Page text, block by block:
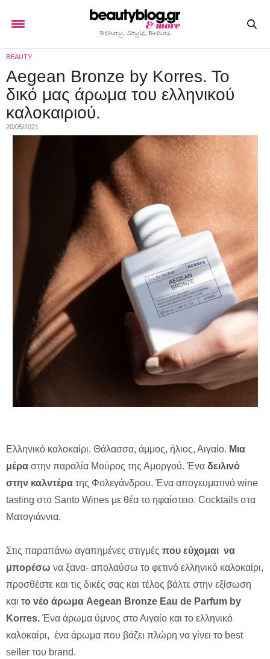
BEAUTY
Αegean Bronze by Korres. To
δικό μας άρωμα του ελληνικού
καλοκαιριού.
20/05/2021
Ελληνικό καλοκαίρι. Θάλασσα, άμμος, ήλιος, Αιγαίο. Μια
μέρα στην παραλία Μούρος της Αμοργού. Ένα δειλινό
στην καλντέρα της Φολεγάνδρου. Ένα απογευματινό wine
tasting στο Santo Wines με θέα το ηφαίστειο. Cocktails στα
Ματογιάννια.
Στις παραπάνω αγαπημένες στιγμές που εύχομαι να
μπορέσω να ξανα- απολαύσω το φετινό ελληνικό καλοκαίρι,
προσθέστε και τις δικές σας και τέλος βάλτε στην εξίσωση
και το νέο άρωμα Aegean Bronze Eau de Parfum by
Korres. Ένα άρωμα ύμνος στο Αιγαίο και το ελληνικό
καλοκαίρι, ένα άρωμα που βάζει πλώρη να γίνει το best
seller του brand.